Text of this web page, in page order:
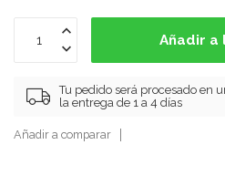
Añadir a
Tu pedido será procesado en
la entrega de 1 a 4 días
Añadir a comparar